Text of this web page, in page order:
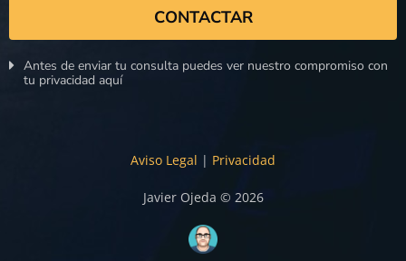
CONTACTAR
Antes de enviar tu consulta puedes ver nuestro compromiso con
tu privacidad aquí
Aviso Legal | Privacidad
Javier Ojeda © 2026